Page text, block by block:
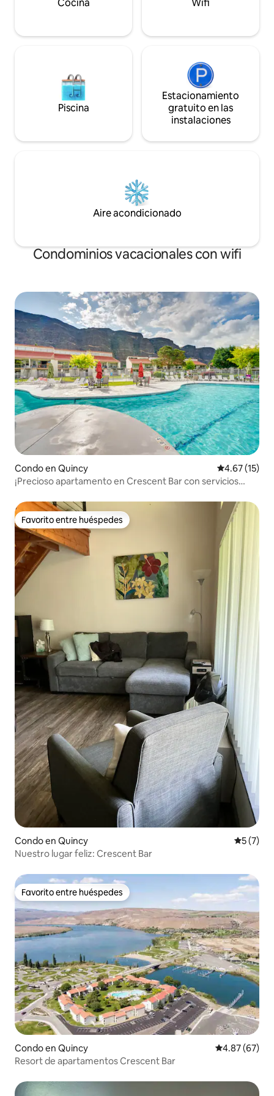
Cocina Wifi
Piscina
Estacionamiento
gratuito en las
instalaciones
Aire acondicionado
Condominios vacacionales con wifi
Condo en Quincy Calificación
4.67 (15)
¡Precioso apartamento en Crescent Bar con servicios
Favorito entre huéspedes
Favorito entre huéspedes
Condo en Quincy
5 (7)
Nuestro lugar feliz: Crescent Bar
Favorito entre huéspedes
Favorito entre huéspedes
Condo en Quincy Calificación
4.87 (67)
Resort de apartamentos Crescent Bar